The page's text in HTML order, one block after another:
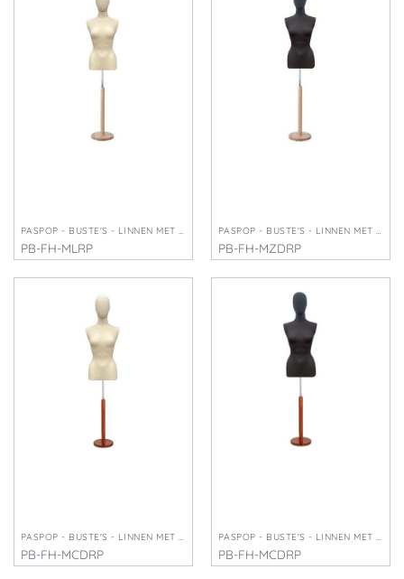
PASPOP - BUSTE'S - LINNEN MET HOOFD
PB-FH-MLRP
€252,50
PASPOP - BUSTE'S - LINNEN MET HOOFD
PB-FH-MZDRP
€252,50
PASPOP - BUSTE'S - LINNEN MET HOOFD
PB-FH-MCDRP
€252,50
PASPOP - BUSTE'S - LINNEN MET HOOFD
PB-FH-MCDRP
€252,50